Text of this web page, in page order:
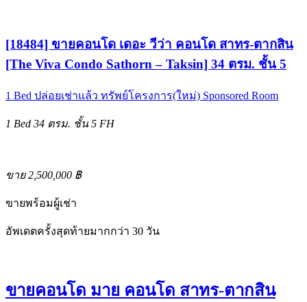
[18484] ขายคอนโด เดอะ วีว่า คอนโด สาทร-ตากสิน
[The Viva Condo Sathorn – Taksin] 34 ตรม. ชั้น 5
1 Bed ปล่อยเช่าแล้ว ทรัพย์โครงการ(ใหม่) Sponsored Room
1 Bed 34 ตรม. ชั้น 5 FH
ขาย 2,500,000 ฿
ขายพร้อมผู้เช่า
อัพเดตครั้งสุดท้ายมากกว่า 30 วัน
ขายคอนโด มาย คอนโด สาทร-ตากสิน